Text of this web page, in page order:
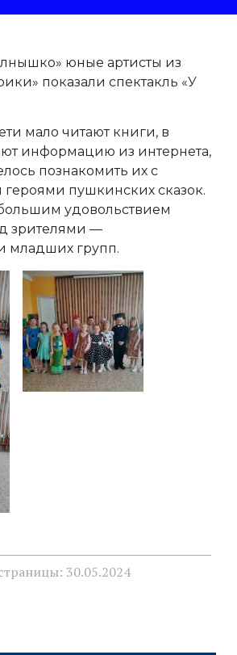
юные артисты из
показали спектакль «У
мало читают книги, в
информацию из интернета,
познакомить их с
пушкинских сказок.
удовольствием
зрителями —
младших групп.
30.05.2024